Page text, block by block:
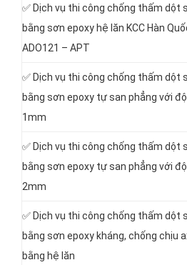
✅ Dịch vụ thi công chống thấm dột
bằng sơn epoxy hệ lăn KCC Hàn
ADO121 – APT
✅ Dịch vụ thi công chống thấm dột
bằng sơn epoxy tự san phẳng với
1mm
✅ Dịch vụ thi công chống thấm dột
bằng sơn epoxy tự san phẳng với
2mm
✅ Dịch vụ thi công chống thấm dột
bằng sơn epoxy kháng, chống chịu
bằng hệ lăn